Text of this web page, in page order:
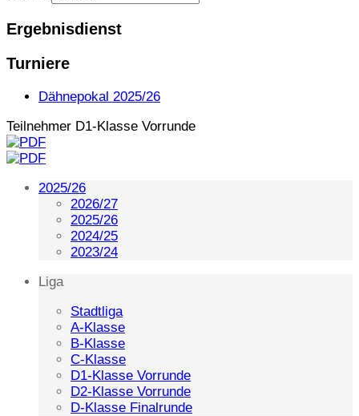
Ergebnisdienst
Turniere
Dähnepokal 2025/26
Teilnehmer D1-Klasse Vorrunde
2025/26
2026/27
2025/26
2024/25
2023/24
Liga
Stadtliga
A-Klasse
B-Klasse
C-Klasse
D1-Klasse Vorrunde
D2-Klasse Vorrunde
D-Klasse Finalrunde